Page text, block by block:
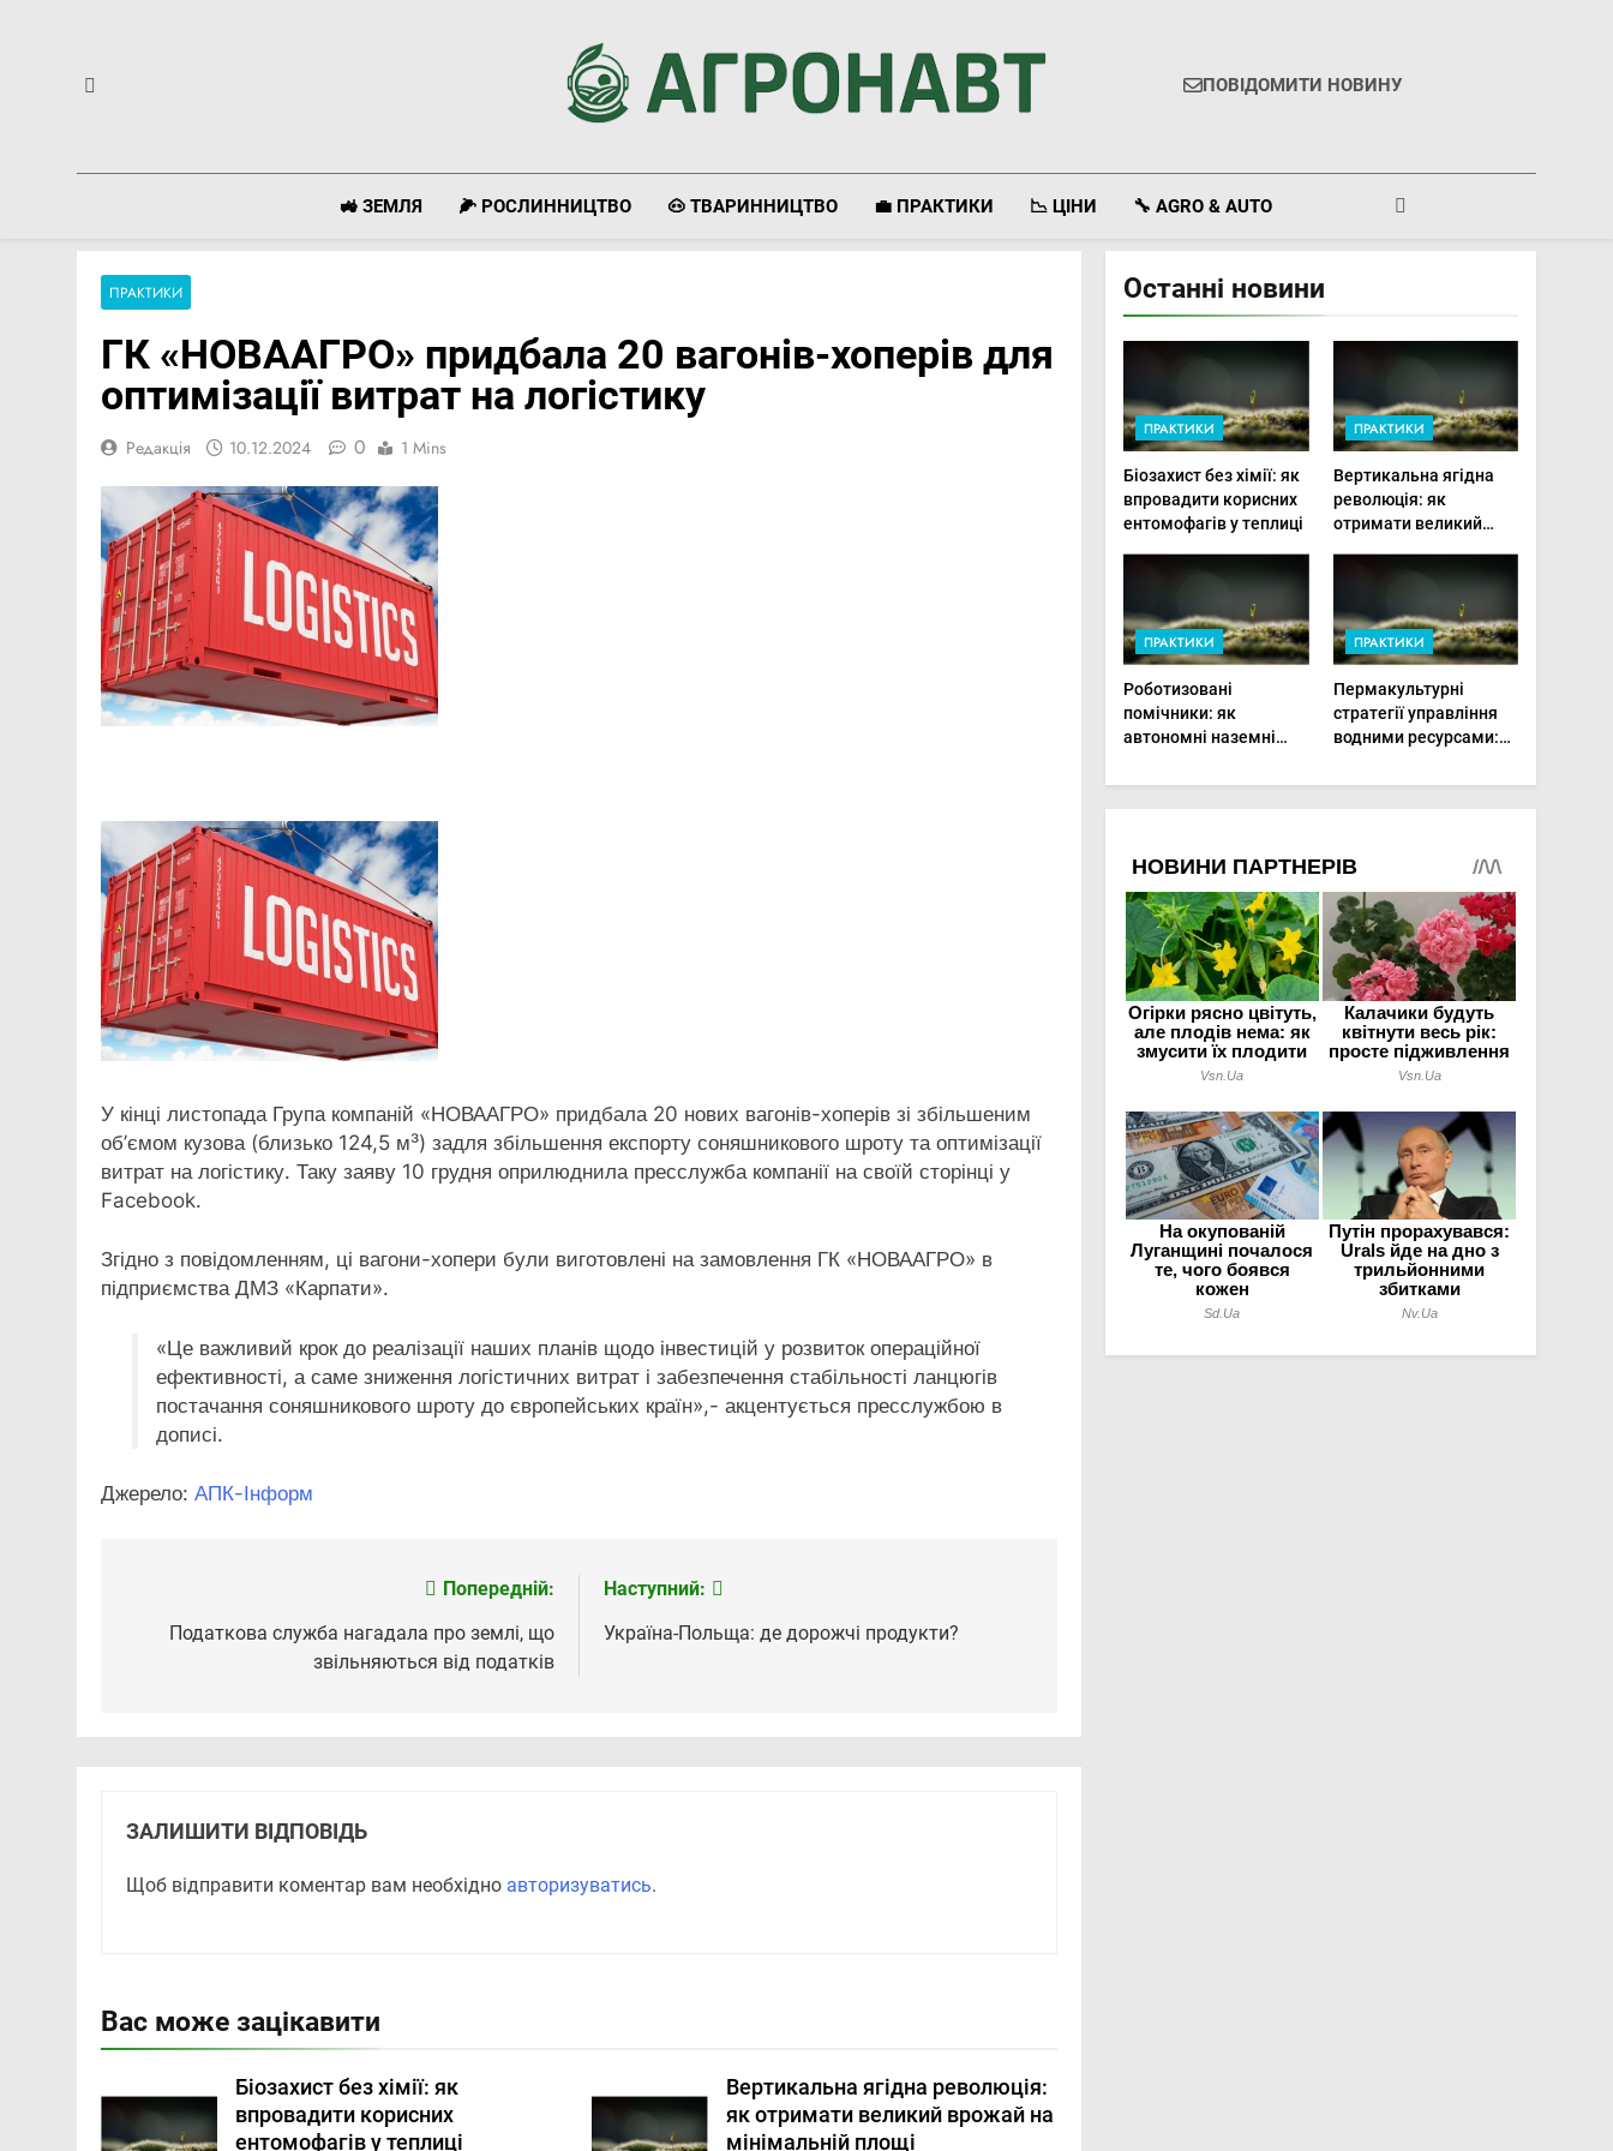
Агронавт
ПОВІДОМИТИ НОВИНУ
🚜 ЗЕМЛЯ 🌽 РОСЛИННИЦТВО 🐽 ТВАРИННИЦТВО 💼 ПРАКТИКИ 📉 ЦІНИ 🔧 AGRO & AUTO
ПРАКТИКИ
ГК «НОВААГРО» придбала 20 вагонів-хоперів для
оптимізації витрат на логістику
Редакція 10.12.2024 0 1 Mins
Link
У кінці листопада Група компаній «НОВААГРО» придбала 20 нових вагонів-хоперів зі збільшеним
об’ємом кузова (близько 124,5 м³) задля збільшення експорту соняшникового шроту та оптимізації
витрат на логістику. Таку заяву 10 грудня оприлюднила пресслужба компанії на своїй сторінці у
Facebook.
Згідно з повідомленням, ці вагони-хопери були виготовлені на замовлення ГК «НОВААГРО» в
підприємства ДМЗ «Карпати».
«Це важливий крок до реалізації наших планів щодо інвестицій у розвиток операційної
ефективності, а саме зниження логістичних витрат і забезпечення стабільності ланцюгів
постачання соняшникового шроту до європейських країн»,- акцентується пресслужбою в
дописі.
Джерело: АПК-Інформ
записів
Попередній:
Податкова служба нагадала про землі, що
звільняються від податків
Наступний:
Україна-Польща: де дорожчі продукти?
ЗАЛИШИТИ ВІДПОВІДЬ
Щоб відправити коментар вам необхідно авторизуватись.
Вас може зацікавити
Біозахист без хімії: як
впровадити корисних
ентомофагів у теплиці
Вертикальна ягідна революція:
як отримати великий врожай на
мінімальній площі
Останні новини
ПРАКТИКИ
Біозахист без хімії: як
впровадити корисних
ентомофагів у теплиці
ПРАКТИКИ
Вертикальна ягідна
революція: як
отримати великий
мінімальній площі
ПРАКТИКИ
Роботизовані
помічники: як
автономні наземні
догляд за органічними
овочами
ПРАКТИКИ
Пермакультурні
стратегії управління
водними ресурсами:
господарство стійким
до посухи